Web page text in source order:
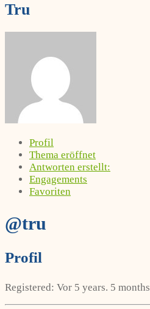
Tru
Profil
Thema eröffnet
Antworten erstellt:
Engagements
Favoriten
@tru
Profil
Registered: Vor 5 years. 5 months